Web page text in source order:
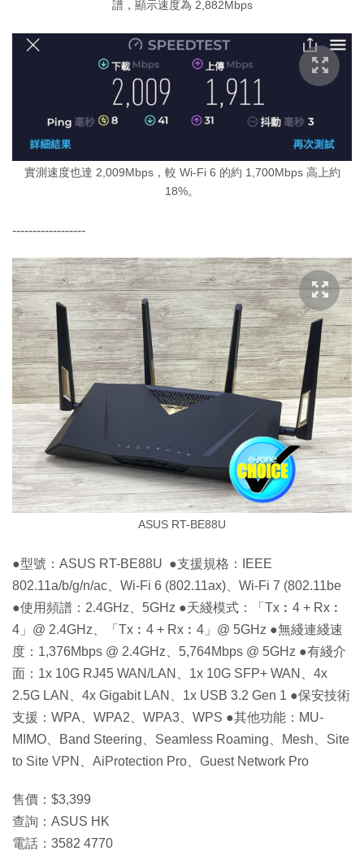
譜，顯示速度為 2,882Mbps
實測速度也達 2,009Mbps，較 Wi-Fi 6 的約 1,700Mbps 高上約
18%。
------------------
ASUS RT-BE88U
●型號：ASUS RT-BE88U ●支援規格：IEEE
802.11a/b/g/n/ac、Wi-Fi 6 (802.11ax)、Wi-Fi 7 (802.11be
●使用頻譜：2.4GHz、5GHz ●天綫模式：「Tx︰4 + Rx︰
4」@ 2.4GHz、「Tx︰4 + Rx︰4」@ 5GHz ●無綫連綫速
度：1,376Mbps @ 2.4GHz、5,764Mbps @ 5GHz ●有綫介
面：1x 10G RJ45 WAN/LAN、1x 10G SFP+ WAN、4x
2.5G LAN、4x Gigabit LAN、1x USB 3.2 Gen 1 ●保安技術
支援：WPA、WPA2、WPA3、WPS ●其他功能：MU-
MIMO、Band Steering、Seamless Roaming、Mesh、Site
to Site VPN、AiProtection Pro、Guest Network Pro
售價：$3,399
查詢：ASUS HK
電話：3582 4770